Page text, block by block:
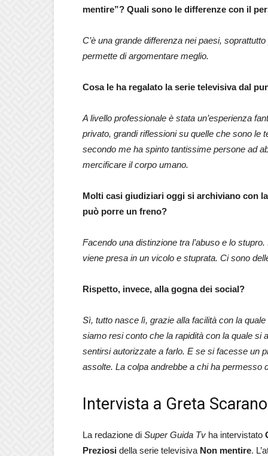
mentire”? Quali sono le differenze con il
C’è una grande differenza nei paesi,
permette di argomentare meglio.
Cosa le ha regalato la serie televisiva dal
A livello professionale è stata un’esperienza
privato, grandi riflessioni su quelle che sono le
secondo me ha spinto tantissime persone ad
mercificare il corpo umano.
Molti casi giudiziari oggi si archiviano con
può porre un freno?
Facendo una distinzione tra l’abuso e lo
viene presa in un vicolo e stuprata. Ci sono
Rispetto, invece, alla gogna dei social?
Sì, tutto nasce lì, grazie alla facilità con la
siamo resi conto che la rapidità con la quale si
sentirsi autorizzate a farlo. E se si facesse un
assolte. La colpa andrebbe a chi ha permesso
Intervista a Greta Scarano
La redazione di Super Guida Tv ha intervistato
Preziosi della serie televisiva Non mentire.